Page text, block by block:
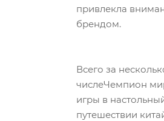
привлекла
брендом.
Всего за
числеЧемпион
игры в
путешествии